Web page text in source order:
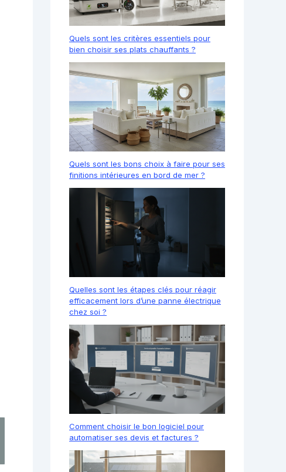
Quels sont les critères essentiels pour
bien choisir ses plats chauffants ?
Quels sont les bons choix à faire pour ses
finitions intérieures en bord de mer ?
Quelles sont les étapes clés pour réagir
efficacement lors d’une panne électrique
chez soi ?
Comment choisir le bon logiciel pour
automatiser ses devis et factures ?